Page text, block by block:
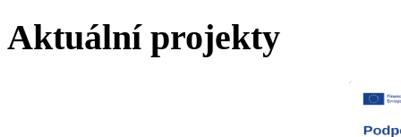
Aktuální projekty